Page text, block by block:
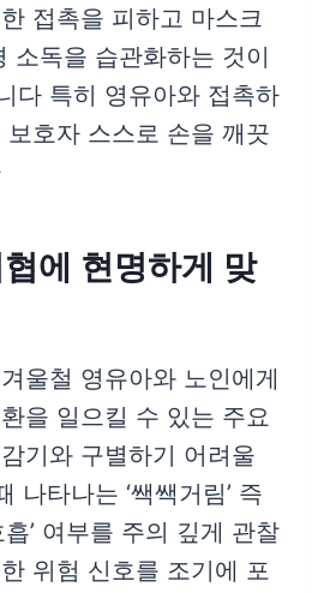
접촉을 피하고 마스크
소독을 습관화하는 것이
다 특히 영유아와 접촉하
호자 스스로 손을 깨끗
에 현명하게 맞
울철 영유아와 노인에게
을 일으킬 수 있는 주요
기와 구별하기 어려울
나타나는 ‘쌕쌕거림’ 즉
’ 여부를 주의 깊게 관찰
위험 신호를 조기에 포